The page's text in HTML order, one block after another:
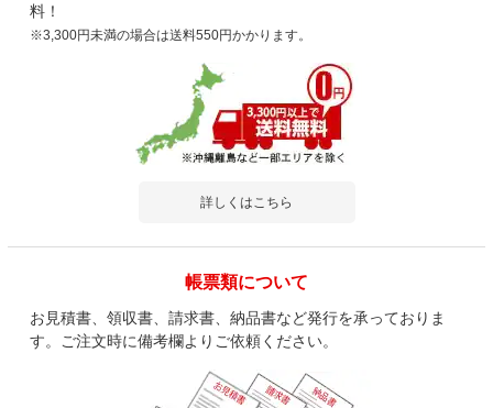
料！
※3,300円未満の場合は送料550円かかります。
詳しくはこちら
帳票類について
お見積書、領収書、請求書、納品書など発行を承っておりま
す。ご注文時に備考欄よりご依頼ください。